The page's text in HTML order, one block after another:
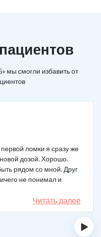
мы смогли избавить от
ломки я сразу же
дозой. Хорошо.
рядом со мной. Друг
не понимал и
мой товарищ просто
На дом приехал
капельницу, после
так я и сделал.
Читать далее
›